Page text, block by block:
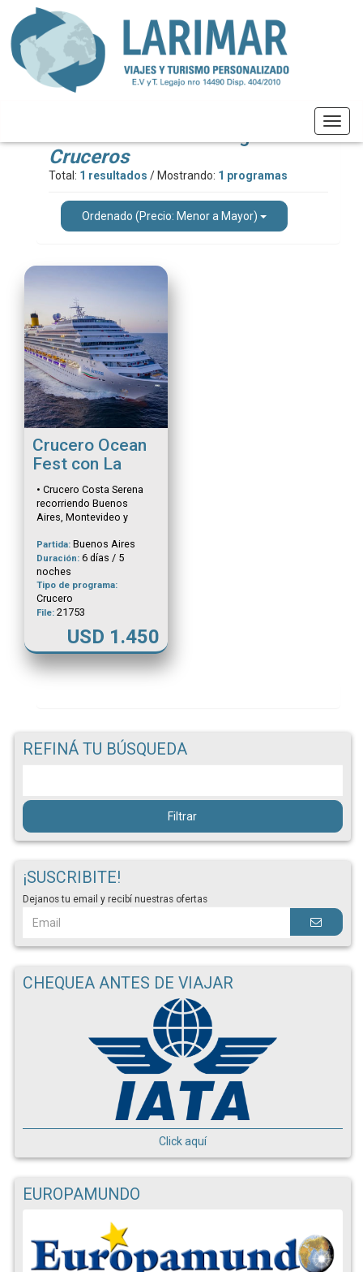
Cruceros
Total: 1 resultados / Mostrando: 1 programas
Ordenado (Precio: Menor a Mayor)
Crucero Ocean
Fest con La
Konga
Diciembre
• Crucero Costa Serena
recorriendo Buenos
Aires, Montevideo y
interna • Bebidas y
comidas all inclusive •
Show de La K'onga y más
artistas • Fiesta temática
• Celebración de Navidad
• Bares y entretenimiento
• Casino • Asistencia
médica
Partida: Buenos Aires
Duración: 6 días / 5
noches
Tipo de programa:
Crucero
File: 21753
USD 1.450
REFINÁ TU BÚSQUEDA
Filtrar
¡SUSCRIBITE!
Dejanos tu email y recibí nuestras ofertas
CHEQUEA ANTES DE VIAJAR
Click aquí
EUROPAMUNDO